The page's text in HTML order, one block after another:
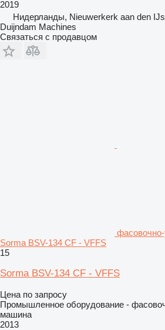
2019
Нидерланды, Nieuwerkerk aan den
Duijndam Machines
Связаться с продавцом
Sorma BSV-134 CF - VFFS
15
Sorma BSV-134 CF - VFFS
Цена по запросу
Промышленное оборудование -
машина
2013